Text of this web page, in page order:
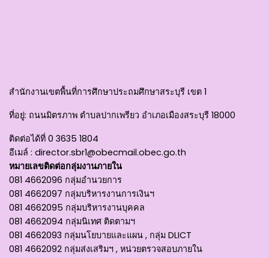
สำนักงานเขตพื้นที่การศึกษาประถมศึกษาสระบุรี เขต 1
ที่อยู่: ถนนมิตรภาพ ตำบลปากเพรียว อำเภอเมืองสระบุรี 18000
ติดต่อได้ที่ 0 3635 1804
อีเมล์ : director.sbr1@obecmail.obec.go.th
หมายเลขติดต่อกลุ่มงานภายใน
081 4662096 กลุ่มอำนวยการ
081 4662097 กลุ่มบริหารงานการเงินฯ
081 4662095 กลุ่มบริหารงานบุคคล
081 4662094 กลุ่มนิเทศ ติดตามฯ
081 4662093 กลุ่มนโยบายและแผน , กลุ่ม DLICT
081 4662092 กลุ่มส่งเสริมฯ , หน่วยตรวจสอบภายใน